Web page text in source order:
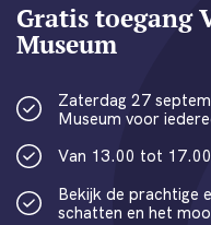
Gratis toegang
Museum
Zaterdag 27
Museum voor
Van 13.00 tot
Bekijk de prachtige
schatten en het